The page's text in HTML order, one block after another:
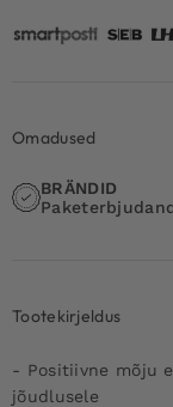
Omadused
BRÄNDID
Tootekirjeldus
- Positiivne mõju
jõudlusele